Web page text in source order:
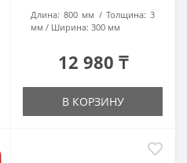
Длина: 800 мм Толщина: 3
мм
Ширина: 300 мм
12 980 ₸
В КОРЗИНУ